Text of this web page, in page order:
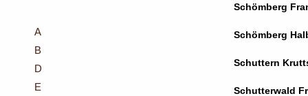
A
B
D
E
Schömberg
Schömberg
Schuttern
Schutterwald